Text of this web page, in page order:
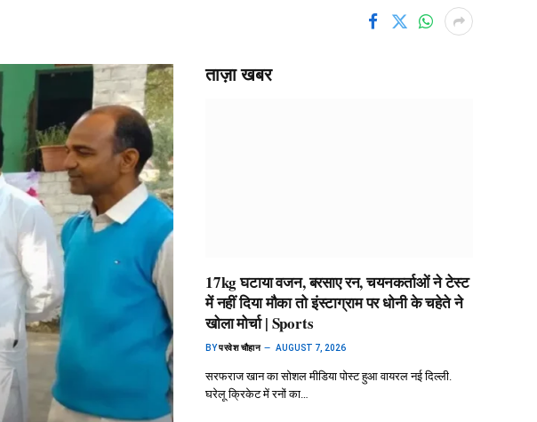
ताज़ा खबर
17kg घटाया वजन, बरसाए रन, चयनकर्ताओं ने टेस्ट
में नहीं दिया मौका तो इंस्टाग्राम पर धोनी के चहेते ने
खोला मोर्चा | Sports
BYपरवेश चौहान AUGUST 7, 2026
सरफराज खान का सोशल मीडिया पोस्ट हुआ वायरल नई दिल्ली.
घरेलू क्रिकेट में रनों का…